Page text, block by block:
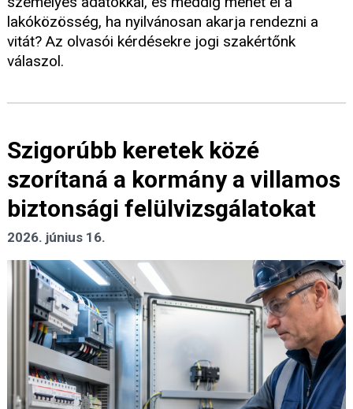
lakóközösség, ha nyilvánosan akarja rendezni a
vitát? Az olvasói kérdésekre jogi szakértőnk
válaszol.
Szigorúbb keretek közé
szorítaná a kormány a villamos
biztonsági felülvizsgálatokat
2026. június 16.